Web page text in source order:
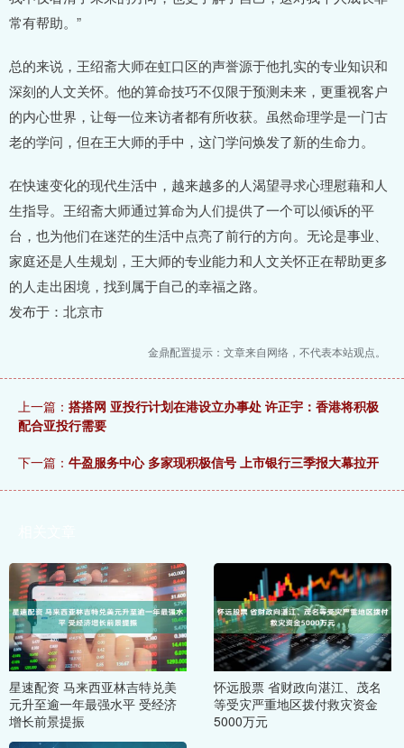
常有帮助。”
总的来说，王绍斋大师在虹口区的声誉源于他扎实的专业知识和
深刻的人文关怀。他的算命技巧不仅限于预测未来，更重视客户
的内心世界，让每一位来访者都有所收获。虽然命理学是一门古
老的学问，但在王大师的手中，这门学问焕发了新的生命力。
在快速变化的现代生活中，越来越多的人渴望寻求心理慰藉和人
生指导。王绍斋大师通过算命为人们提供了一个可以倾诉的平
台，也为他们在迷茫的生活中点亮了前行的方向。无论是事业、
家庭还是人生规划，王大师的专业能力和人文关怀正在帮助更多
的人走出困境，找到属于自己的幸福之路。
发布于：北京市
金鼎配置提示：文章来自网络，不代表本站观点。
上一篇： 搭搭网 亚投行计划在港设立办事处 许正宇：香港将积极
配合亚投行需要
下一篇： 牛盈服务中心 多家现积极信号 上市银行三季报大幕拉开
星速配资 马来西亚林吉特兑美
元升至逾一年最强水平 受经济
增长前景提振
怀远股票 省财政向湛江、茂名
等受灾严重地区拨付救灾资金
5000万元